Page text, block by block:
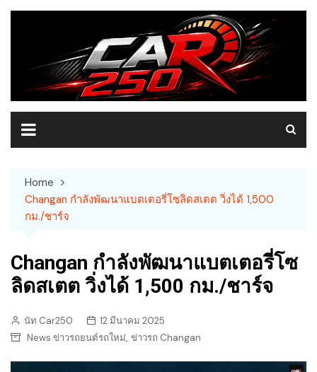
Skip
Home
Changan กำลังพัฒนาแบตเตอรี่โซลิดสเตต วิ่งได้ 1,500
กม./ชาร์จ
Changan กำลังพัฒนาแบตเตอรี่โซ
ลิดสเตต วิ่งได้ 1,500 กม./ชาร์จ
นัท Car250
12 มีนาคม 2025
News ข่าวรถยนต์รถใหม่, ข่าวรถ Changan